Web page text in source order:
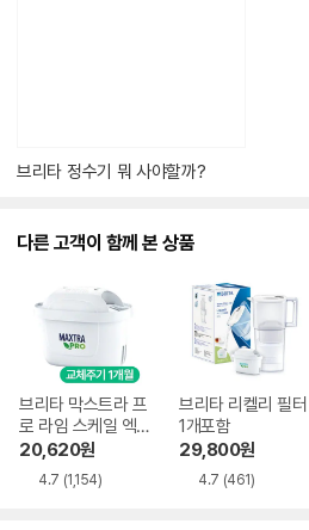
브리타 정수기 뭐 사야할까?
다른 고객이 함께 본 상품
브리타 막스트라 프
로 라임 스케일 엑
스퍼트 필터 3개
20,620원
4.7 (1,154)
브리타 리켈리 필터
1개포함
29,800원
4.7 (461)